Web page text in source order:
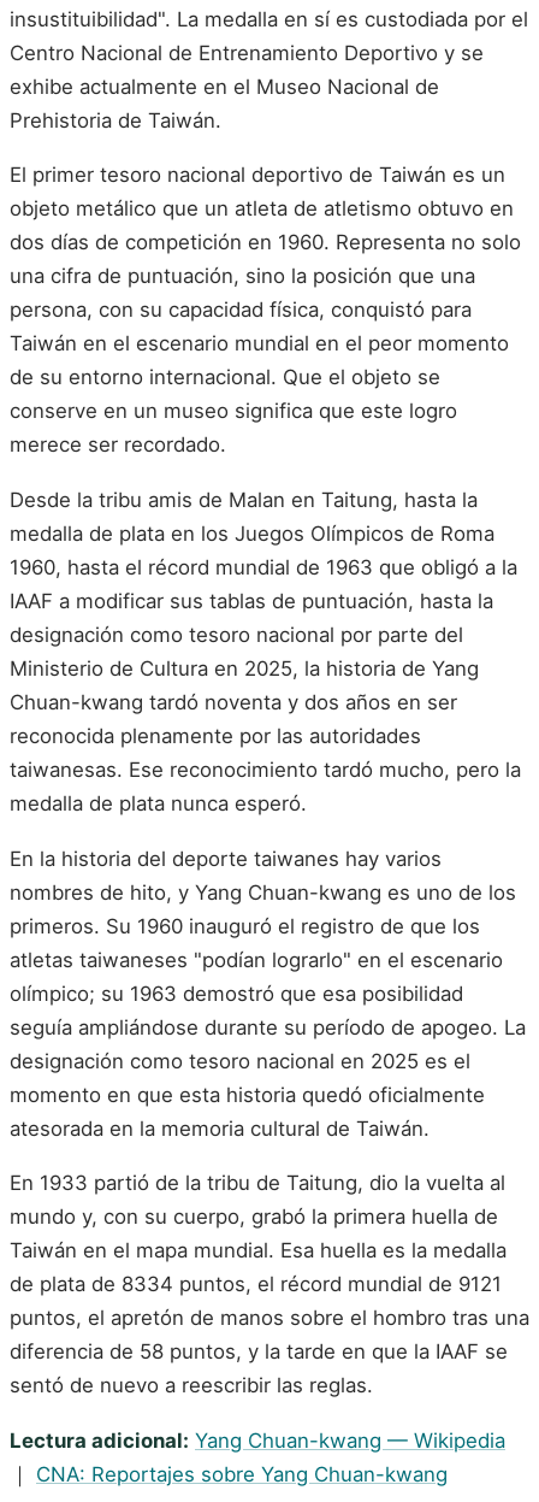
insustituibilidad". La medalla en sí es custodiada por el
Centro Nacional de Entrenamiento Deportivo y se
exhibe actualmente en el Museo Nacional de
Prehistoria de Taiwán.
El primer tesoro nacional deportivo de Taiwán es un
objeto metálico que un atleta de atletismo obtuvo en
dos días de competición en 1960. Representa no solo
una cifra de puntuación, sino la posición que una
persona, con su capacidad física, conquistó para
Taiwán en el escenario mundial en el peor momento
de su entorno internacional. Que el objeto se
conserve en un museo significa que este logro
merece ser recordado.
Desde la tribu amis de Malan en Taitung, hasta la
medalla de plata en los Juegos Olímpicos de Roma
1960, hasta el récord mundial de 1963 que obligó a la
IAAF a modificar sus tablas de puntuación, hasta la
designación como tesoro nacional por parte del
Ministerio de Cultura en 2025, la historia de Yang
Chuan-kwang tardó noventa y dos años en ser
reconocida plenamente por las autoridades
taiwanesas. Ese reconocimiento tardó mucho, pero la
medalla de plata nunca esperó.
En la historia del deporte taiwanes hay varios
nombres de hito, y Yang Chuan-kwang es uno de los
primeros. Su 1960 inauguró el registro de que los
atletas taiwaneses "podían lograrlo" en el escenario
olímpico; su 1963 demostró que esa posibilidad
seguía ampliándose durante su período de apogeo. La
designación como tesoro nacional en 2025 es el
momento en que esta historia quedó oficialmente
atesorada en la memoria cultural de Taiwán.
En 1933 partió de la tribu de Taitung, dio la vuelta al
mundo y, con su cuerpo, grabó la primera huella de
Taiwán en el mapa mundial. Esa huella es la medalla
de plata de 8334 puntos, el récord mundial de 9121
puntos, el apretón de manos sobre el hombro tras una
diferencia de 58 puntos, y la tarde en que la IAAF se
sentó de nuevo a reescribir las reglas.
Lectura adicional: Yang Chuan-kwang — Wikipedia
｜ CNA: Reportajes sobre Yang Chuan-kwang